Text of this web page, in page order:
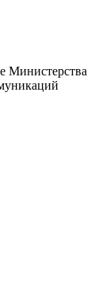
Министерства